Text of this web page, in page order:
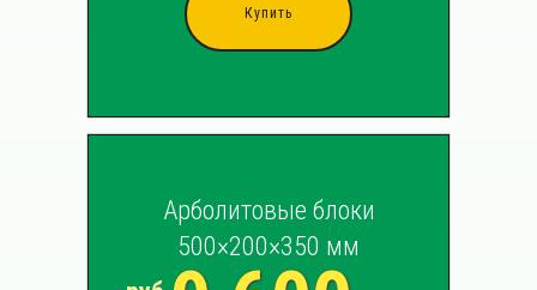
Купить
Арболитовые блоки
500×200×350 мм